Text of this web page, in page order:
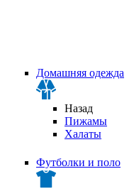
Домашняя одежда
Назад
Пижамы
Халаты
Футболки и поло